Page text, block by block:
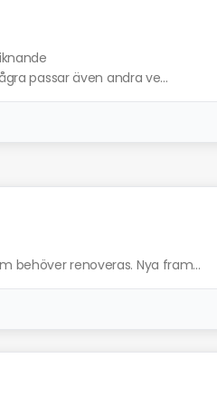
passar även andra ve...
behöver renoveras. Nya fram...